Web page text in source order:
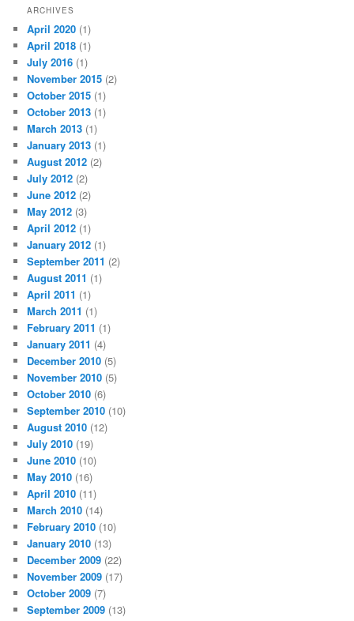
ARCHIVES
April 2020 (1)
April 2018 (1)
July 2016 (1)
November 2015 (2)
October 2015 (1)
October 2013 (1)
March 2013 (1)
January 2013 (1)
August 2012 (2)
July 2012 (2)
June 2012 (2)
May 2012 (3)
April 2012 (1)
January 2012 (1)
September 2011 (2)
August 2011 (1)
April 2011 (1)
March 2011 (1)
February 2011 (1)
January 2011 (4)
December 2010 (5)
November 2010 (5)
October 2010 (6)
September 2010 (10)
August 2010 (12)
July 2010 (19)
June 2010 (10)
May 2010 (16)
April 2010 (11)
March 2010 (14)
February 2010 (10)
January 2010 (13)
December 2009 (22)
November 2009 (17)
October 2009 (7)
September 2009 (13)